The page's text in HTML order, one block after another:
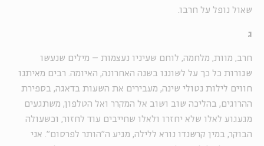
שאול נופל על חרבו.
ג
חרב, מוות, מלחמה, לוחם שעיניו נעצמות – מילים שנעשו
שגורות כל כך על לשוננו בשנה האחרונה, האיומה. רבים מאיתנו
חווים לילות נטולי שינה, מעבירים את השעות בדאגה, בספירת
ההרוגים, בהליכה שוב ושוב אל המקרר ואל הטלפון, משתגעים
מגעגוע לאלו שלא יחזרו ולאלו שחייבים עוד לחזור, וכשעולה
הבוקר, במין קרשנדו נורא ללילה, מגיע ה"הותר לפרסום". אני